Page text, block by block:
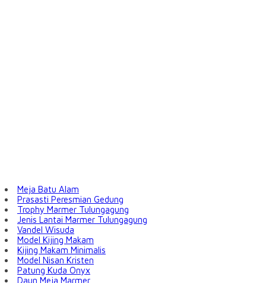
Meja Batu Alam
Prasasti Peresmian Gedung
Trophy Marmer Tulungagung
Jenis Lantai Marmer Tulungagung
Vandel Wisuda
Model Kijing Makam
Kijing Makam Minimalis
Model Nisan Kristen
Patung Kuda Onyx
Daun Meja Marmer